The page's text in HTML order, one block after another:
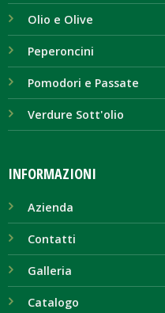
Olio e Olive
Peperoncini
Pomodori e Passate
Verdure Sott'olio
INFORMAZIONI
Azienda
Contatti
Galleria
Catalogo